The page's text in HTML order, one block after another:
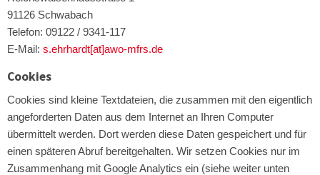
91126 Schwabach
Telefon: 09122 / 9341-117
E-Mail: s.ehrhardt[at]awo-mfrs.de
Cookies
Cookies sind kleine Textdateien, die zusammen mit den eigentlich
angeforderten Daten aus dem Internet an Ihren Computer
übermittelt werden. Dort werden diese Daten gespeichert und für
einen späteren Abruf bereitgehalten. Wir setzen Cookies nur im
Zusammenhang mit Google Analytics ein (siehe weiter unten